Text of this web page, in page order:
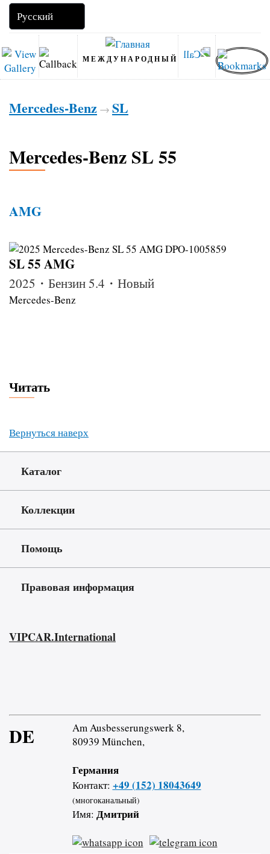
МЕЖДУНАРОДНЫЙ
Mercedes-Benz → SL
Mercedes-Benz SL 55
AMG
SL 55 AMG
2025・Бензин 5.4・Новый
Mercedes-Benz
Читать
Вернуться наверх
Каталог
Коллекции
Помощь
Правовая информация
VIPCAR.International
DE
Am Ausbesserungswerk 8,
80939 München,
Германия
Контакт: +49 (152) 18043649
(многоканальный)
Имя: Дмитрий